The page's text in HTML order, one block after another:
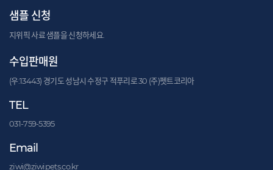
샘플 신청
지위픽 사료 샘플을 신청하세요.
수입판매원
(우:13443) 경기도 성남시 수정구 적푸리로 30 (주)펫트코리아
TEL
031-759-5395
Email
ziwi@ziwipets.co.kr